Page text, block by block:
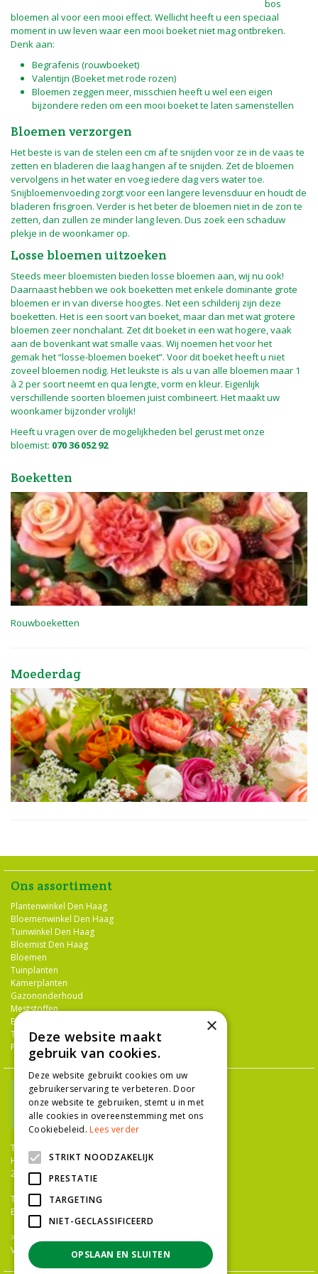
bos
bloemen al voor een mooi effect. Wellicht heeft u een speciaal
moment in uw leven waar een mooi boeket niet mag ontbreken.
Denk aan:
Begrafenis (rouwboeket)
Valentijn (Boeket met rode rozen)
Bloemen zeggen meer, misschien heeft u wel een eigen
bijzondere reden om een mooi boeket te laten samenstellen
Bloemen verzorgen
Het beste is van de stelen een cm af te snijden voor ze in de vaas te
zetten en bladeren die laag hangen af te snijden. Zet de bloemen
vervolgens in het water en voeg iedere dag vers water toe.
Snijbloemenvoeding zorgt voor een langere levensduur en houdt de
bladeren frisgroen. Verder is het beter de bloemen niet in de zon te
zetten, dan zullen ze minder lang leven. Dus zoek een schaduw
plekje in de woonkamer op.
Losse bloemen uitzoeken
Steeds meer bloemisten bieden losse bloemen aan, wij nu ook!
Daarnaast hebben we ook boeketten met enkele dominante grote
bloemen er in van diverse hoogtes. Net een schilderij zijn deze
boeketten. Het is een soort van boeket, maar dan met wat grotere
bloemen zeer nonchalant. Zet dit boeket in een wat hogere, vaak
aan de bovenkant wat smalle vaas. Wij noemen het voor het
gemak het “losse-bloemen boeket”. Voor dit boeket heeft u niet
zoveel bloemen nodig. Het leukste is als u van alle bloemen maar 1
à 2 per soort neemt en qua lengte, vorm en kleur. Eigenlijk
verschillende soorten bloemen juist combineert. Het maakt uw
woonkamer bijzonder vrolijk!
Heeft u vragen over de mogelijkheden bel gerust met onze
bloemist: 070 36 052 92
Boeketten
Rouwboeketten
Moederdag
Ons assortiment
Plantenwinkel Den Haag
Bloemenwinkel Den Haag
Tuinwinkel Den Haag
Bloemist Den Haag
Bloemen
Tuinplanten
Kamerplanten
Gazononderhoud
Meststoffen
Bestrijdingsmiddelen
Tuingereedschap
Potterie
TUINCENTRUM NIEUW-HANENBURG
Hanenburglaan 266
2565 HC Den Haag
T.
070 36 052 92
E.
>>
Vacatures
×
Deze website maakt
gebruik van cookies.
Deze website gebruikt cookies om uw
gebruikerservaring te verbeteren. Door
onze website te gebruiken, stemt u in met
alle cookies in overeenstemming met ons
Cookiebeleid.Lees verder
STRIKT NOODZAKELIJK
PRESTATIE
TARGETING
NIET-GECLASSIFICEERD
OPSLAAN EN SLUITEN